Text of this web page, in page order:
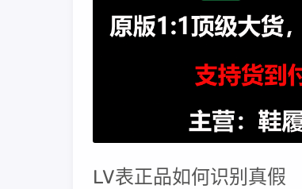
LV表正品如何识别真假